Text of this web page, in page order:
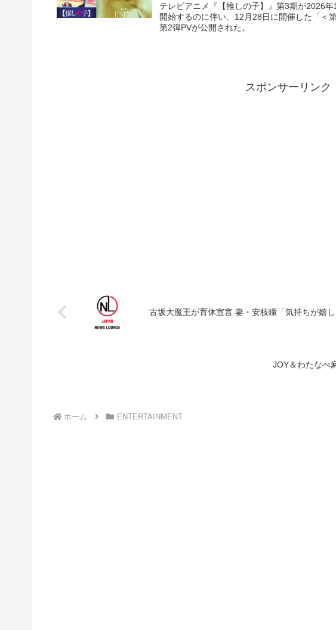
テレビアニメ『【推しの子】』第3期が2026
開始するのに伴い、12月28日に開催した「＜
第2弾PVが公開された。
スポンサーリンク
古坂大魔王が育休宣言 妻・安枝瞳「気持ちが嬉し
JOY＆わたなべ
ホーム ENTERTAINMENT